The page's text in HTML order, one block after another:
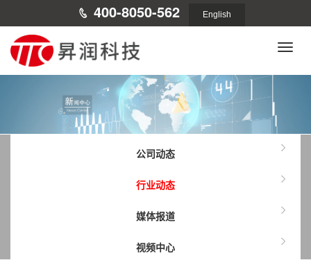
400-8050-562 English
Toggle
公司动态
行业动态
媒体报道
视频中心